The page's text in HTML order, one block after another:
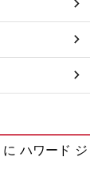
に ハワード ジ